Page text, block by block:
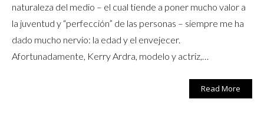
naturaleza del medio – el cual tiende a poner mucho valor a
la juventud y “perfección” de las personas – siempre me ha
dado mucho nervio: la edad y el envejecer.
Afortunadamente, Kerry Ardra, modelo y actriz,…
Read More